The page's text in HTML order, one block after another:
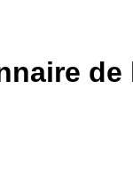
de